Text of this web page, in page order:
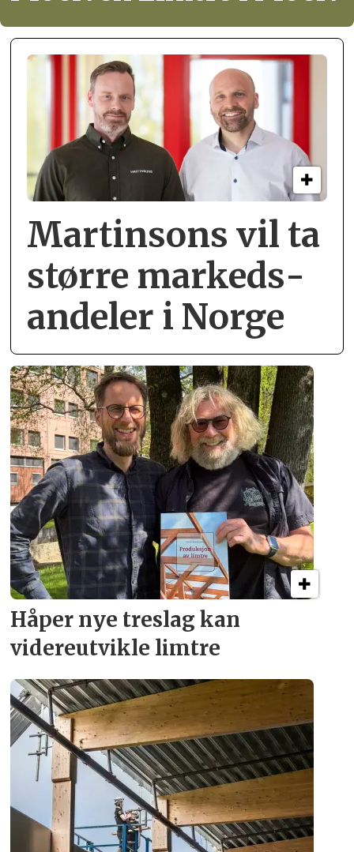
Martinsons vil ta
større markeds­
andeler i Norge
Håper nye treslag kan
videreutvikle limtre